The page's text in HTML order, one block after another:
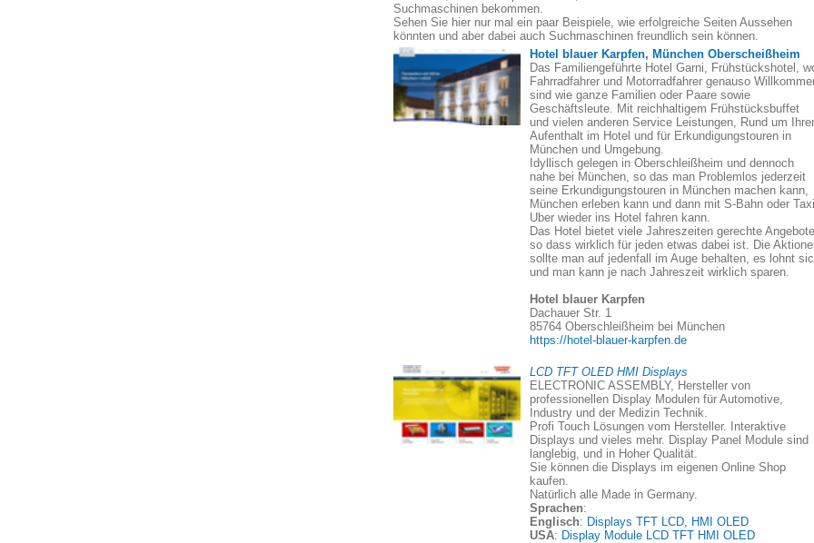
Suchmaschinen bekommen.
Sehen Sie hier nur mal ein paar Beispiele, wie erfolgreiche Seiten Aussehen
könnten und aber dabei auch Suchmaschinen freundlich sein können.
Hotel blauer Karpfen, München Oberscheißheim
Das Familiengeführte Hotel Garni, Frühstückshotel,
Fahrradfahrer und Motorradfahrer genauso
sind wie ganze Familien oder Paare sowie
Geschäftsleute. Mit reichhaltigem Frühstücksbuffet
und vielen anderen Service Leistungen, Rund um
Aufenthalt im Hotel und für Erkundigungstouren in
München und Umgebung.
Idyllisch gelegen in Oberschleißheim und dennoch
nahe bei München, so das man Problemlos jederzeit
seine Erkundigungstouren in München machen kann,
München erleben kann und dann mit S-Bahn oder
Uber wieder ins Hotel fahren kann.
Das Hotel bietet viele Jahreszeiten gerechte
so dass wirklich für jeden etwas dabei ist. Die
sollte man auf jedenfall im Auge behalten, es lohnt
und man kann je nach Jahreszeit wirklich sparen.
Hotel blauer Karpfen
Dachauer Str. 1
85764 Oberschleißheim bei München
https://hotel-blauer-karpfen.de
LCD TFT OLED HMI Displays
ELECTRONIC ASSEMBLY, Hersteller von
professionellen Display Modulen für Automotive,
Industry und der Medizin Technik.
Profi Touch Lösungen vom Hersteller. Interaktive
Displays und vieles mehr. Display Panel Module sind
langlebig, und in Hoher Qualität.
Sie können die Displays im eigenen Online Shop
kaufen.
Natürlich alle Made in Germany.
Sprachen:
Englisch: Displays TFT LCD, HMI OLED
USA: Display Module LCD TFT HMI OLED